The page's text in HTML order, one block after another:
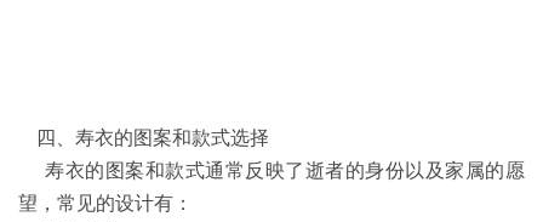
四、寿衣的图案和款式选择
寿衣的图案和款式通常反映了逝者的身份以及家属的愿
望，常见的设计有：